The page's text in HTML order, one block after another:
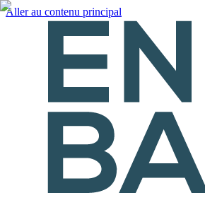
Aller au contenu principal